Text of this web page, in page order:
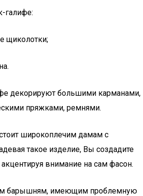
галифе:
щиколотки;
декорируют большими карманами,
пряжками, ремнями.
широкоплечим дамам с
такое изделие, Вы создадите
акцентируя внимание на сам фасон.
барышням, имеющим проблемную